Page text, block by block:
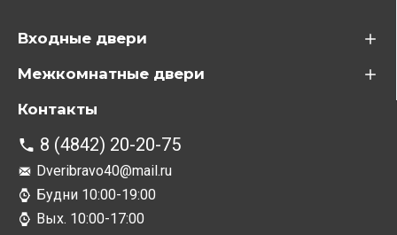
Входные двери
Межкомнатные двери
Контакты
8 (4842) 20-20-75
Dveribravo40@mail.ru
Будни 10:00-19:00
Вых. 10:00-17:00